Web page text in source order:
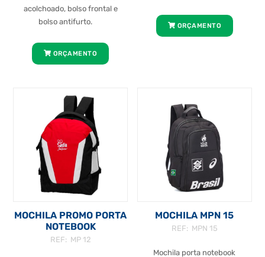
acolchoado, bolso frontal e
bolso antifurto.
ORÇAMENTO
ORÇAMENTO
MOCHILA PROMO PORTA
NOTEBOOK
REF: MP 12
MOCHILA MPN 15
REF: MPN 15
Mochila porta notebook